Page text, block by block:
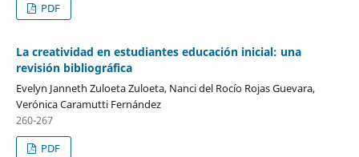
PDF
La creatividad en estudiantes educación inicial: una
revisión bibliográfica
Evelyn Janneth Zuloeta Zuloeta, Nanci del Rocío Rojas Guevara,
Verónica Caramutti Fernández
260-267
PDF